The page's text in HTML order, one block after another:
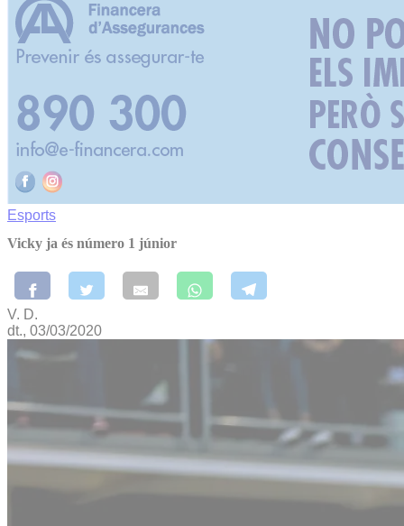
Esports
Vicky ja és número 1 júnior
V. D.
dt., 03/03/2020